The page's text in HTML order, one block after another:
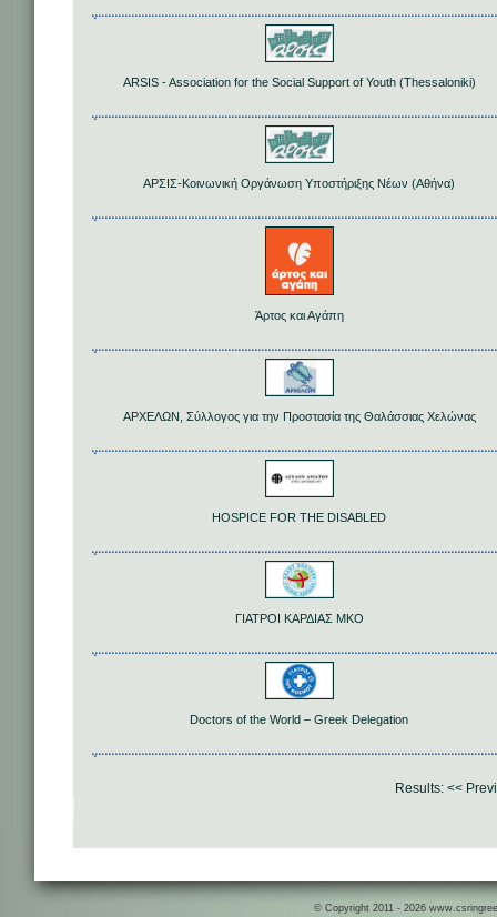
ARSIS - Association for the Social Support of Youth (Thessaloniki)
ΑΡΣΙΣ-Κοινωνική Οργάνωση Υποστήριξης Νέων (Αθήνα)
Άρτος και Αγάπη
ΑΡΧΕΛΩΝ, Σύλλογος για την Προστασία της Θαλάσσιας Χελώνας
HOSPICE FOR THE DISABLED
ΓΙΑΤΡΟΙ ΚΑΡΔΙΑΣ ΜΚΟ
Doctors of the World – Greek Delegation
Results: <<
© Copyright 2011 - 2026